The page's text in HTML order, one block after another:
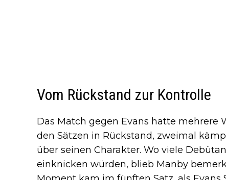
Vom Rückstand zur Kontrolle
Das Match gegen Evans hatte mehrere
den Sätzen in Rückstand, zweimal
über seinen Charakter. Wo viele
einknicken würden, blieb Manby